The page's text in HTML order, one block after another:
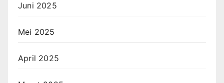
Juni 2025
Mei 2025
April 2025